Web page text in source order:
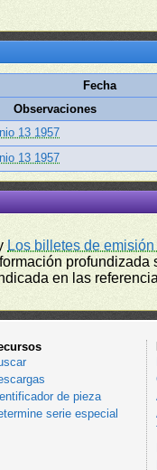
Fecha
Observaciones
13 1957
13 1957
Los billetes de
en las
de pieza
serie especial